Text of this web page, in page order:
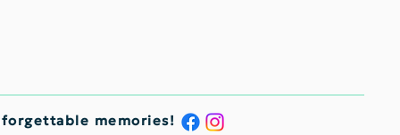
memories!